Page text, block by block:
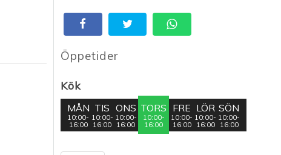
Öppetider
Kök
MÅN
10:00-
16:00
TIS
10:00-
16:00
ONS
10:00-
16:00
TORS
10:00-
16:00
FRE
10:00-
16:00
LÖR
10:00-
16:00
SÖN
10:00-
16:00